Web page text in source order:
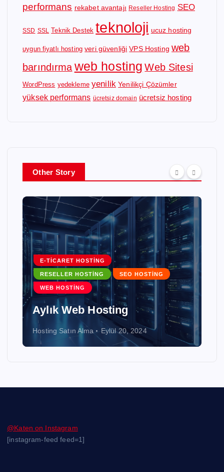
performans rekabet avantajı Reseller Hosting SEO
SSD SSL Teknik Destek teknoloji ucuz hosting
uygun fiyatlı hosting veri güvenliği VPS Hosting web
barındırma web hosting Web Sitesi
WordPress yedekleme yenilik Yenilikçi Çözümler
yüksek performans ücretsiz domain ücretsiz hosting
Other Story
E-TICARET HOSTING
RESELLER HOSTING SEO HOSTING
WEB HOSTING
Aylık Web Hosting
Hosting Satın Alma Eylül 20, 2024
@Katen on Instagram
[instagram-feed feed=1]